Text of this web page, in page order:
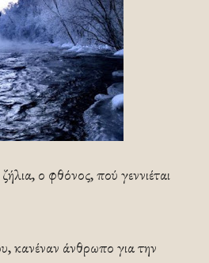
ο φθόνος, πού γεννιέται
κανέναν άνθρωπο για την